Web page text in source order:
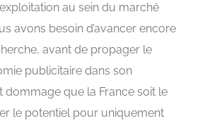
au sein du marché
avons besoin d’avancer encore
avant de propager le
publicitaire dans son
dommage que la France soit le
le potentiel pour uniquement